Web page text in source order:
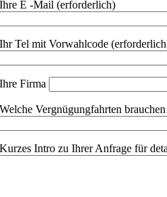
Ihre E -Mail (erforderlich)
Ihr Tel mit Vorwahlcode
Ihre Firma
Welche Vergnügungfahrten brauchen
Kurzes Intro zu Ihrer Anfrage für